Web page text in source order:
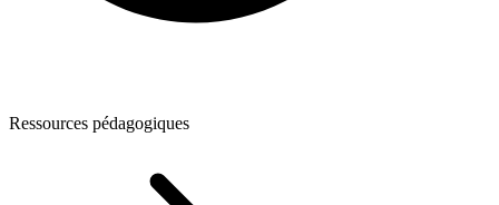
Ressources pédagogiques